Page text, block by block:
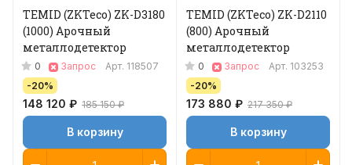
TEMID (ZKTeco) ZK-D3180
(1000) Арочный
металлодетектор
0 Запрос Арт. 118507
-20%
148 120 ₽ 185 150 ₽
В корзину
TEMID (ZKTeco) ZK-D2110
(800) Арочный
металлодетектор
0 Запрос Арт. 103253
-20%
173 880 ₽ 217 350 ₽
В корзину